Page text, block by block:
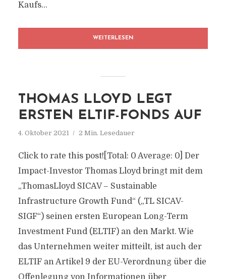
Kaufs...
WEITERLESEN
THOMAS LLOYD LEGT
ERSTEN ELTIF-FONDS AUF
4. Oktober 2021 2 Min. Lesedauer
Click to rate this post![Total: 0 Average: 0] Der
Impact-Investor Thomas Lloyd bringt mit dem
„ThomasLloyd SICAV – Sustainable
Infrastructure Growth Fund“ („TL SICAV-
SIGF“) seinen ersten European Long-Term
Investment Fund (ELTIF) an den Markt. Wie
das Unternehmen weiter mitteilt, ist auch der
ELTIF an Artikel 9 der EU-Verordnung über die
Offenlegung von Informationen über